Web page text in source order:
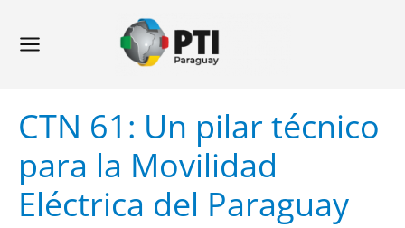
contenido
Menu
CTN 61: Un pilar técnico
para la Movilidad
Eléctrica del Paraguay
entradas